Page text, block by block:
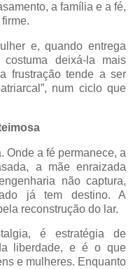
a família e a fé,
e, quando entrega
deixá-la mais
frustração tende a ser
num ciclo que
Onde a fé permanece, a
a mãe enraizada
não captura,
já tem destino. A
reconstrução do lar.
é estratégia de
liberdade, e é o que
e mulheres. Enquanto